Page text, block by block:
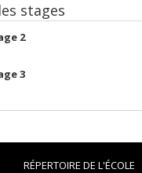
stages
2
3
RÉPERTOIRE DE L'ÉCOLE